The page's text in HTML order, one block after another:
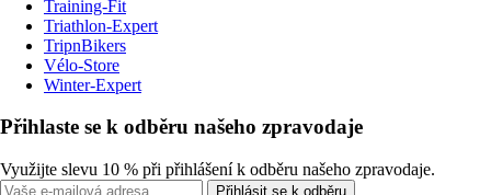
Training-Fit
Triathlon-Expert
TripnBikers
Vélo-Store
Winter-Expert
Přihlaste se k odběru našeho zpravodaje
Využijte slevu 10 % při přihlášení k odběru našeho zpravodaje.
Přihlásit se k odběru